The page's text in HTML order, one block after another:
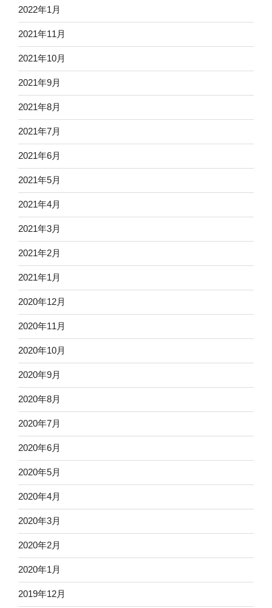
2022年1月
2021年11月
2021年10月
2021年9月
2021年8月
2021年7月
2021年6月
2021年5月
2021年4月
2021年3月
2021年2月
2021年1月
2020年12月
2020年11月
2020年10月
2020年9月
2020年8月
2020年7月
2020年6月
2020年5月
2020年4月
2020年3月
2020年2月
2020年1月
2019年12月